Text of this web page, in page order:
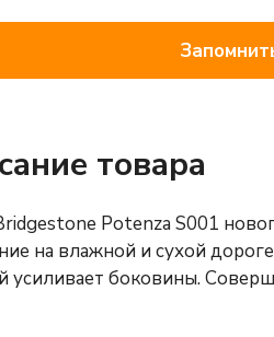
товара
Potenza S001
на влажной и сухой
усиливает боковины.